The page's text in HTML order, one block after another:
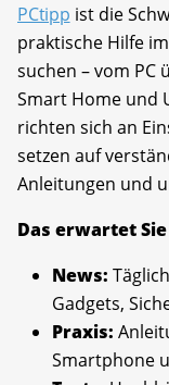
PCtipp ist die
praktische Hilfe
suchen – vom PC
Smart Home und
richten sich an
setzen auf
Anleitungen und
Das erwartet
News:
Gadgets,
Praxis:
Smartphone